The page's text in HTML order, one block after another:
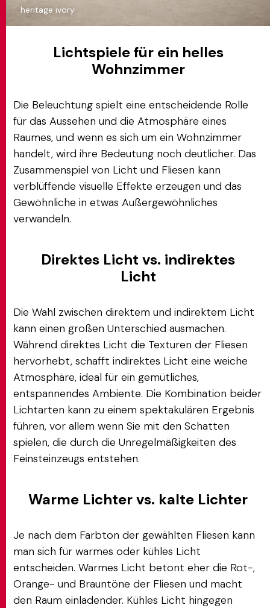
heritage ivory
Lichtspiele für ein helles
Wohnzimmer
Die Beleuchtung spielt eine entscheidende Rolle
für das Aussehen und die Atmosphäre eines
Raumes, und wenn es sich um ein Wohnzimmer
handelt, wird ihre Bedeutung noch deutlicher. Das
Zusammenspiel von Licht und Fliesen kann
verblüffende visuelle Effekte erzeugen und das
Gewöhnliche in etwas Außergewöhnliches
verwandeln.
Direktes Licht vs. indirektes
Licht
Die Wahl zwischen direktem und indirektem Licht
kann einen großen Unterschied ausmachen.
Während direktes Licht die Texturen der Fliesen
hervorhebt, schafft indirektes Licht eine weiche
Atmosphäre, ideal für ein gemütliches,
entspannendes Ambiente. Die Kombination beider
Lichtarten kann zu einem spektakulären Ergebnis
führen, vor allem wenn Sie mit den Schatten
spielen, die durch die Unregelmäßigkeiten des
Feinsteinzeugs entstehen.
Warme Lichter vs. kalte Lichter
Je nach dem Farbton der gewählten Fliesen kann
man sich für warmes oder kühles Licht
entscheiden. Warmes Licht betont eher die Rot-,
Orange- und Brauntöne der Fliesen und macht
den Raum einladender. Kühles Licht hingegen